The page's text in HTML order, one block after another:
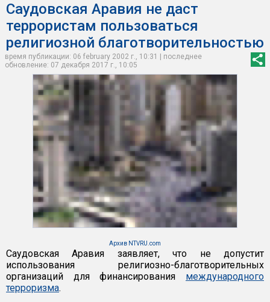
Саудовская Аравия не даст
террористам пользоваться
религиозной благотворительностью
время публикации: 06 february 2002 г., 10:31 | последнее
обновление: 07 декабря 2017 г., 10:05
Архив NTVRU.com
Саудовская Аравия заявляет, что не допустит
использования религиозно-благотворительных
организаций для финансирования международного
терроризма.